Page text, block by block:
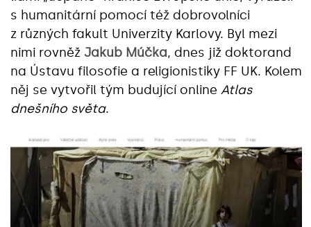
s humanitární pomocí též dobrovolníci
z různých fakult Univerzity Karlovy. Byl mezi
nimi rovněž Jakub Múčka, dnes již doktorand
na Ústavu filosofie a religionistiky FF UK. Kolem
něj se vytvořil tým budující online Atlas
dnešního světa.